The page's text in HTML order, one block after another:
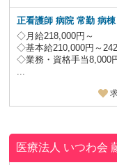
正看護師 病院 常勤 病棟
◇月給218,000円～
◇基本給210,000円～
◇業務・資格手当8,000
医療法人 いつわ会